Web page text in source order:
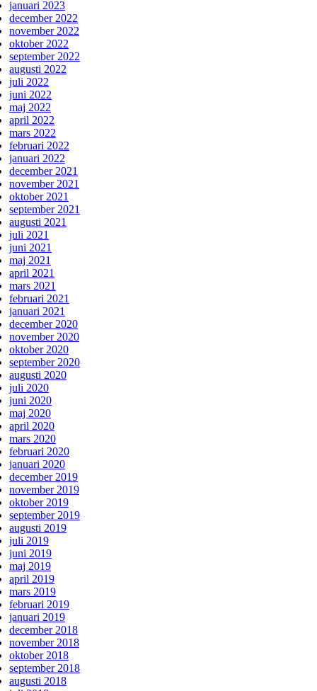
januari 2023
december 2022
november 2022
oktober 2022
september 2022
augusti 2022
juli 2022
juni 2022
maj 2022
april 2022
mars 2022
februari 2022
januari 2022
december 2021
november 2021
oktober 2021
september 2021
augusti 2021
juli 2021
juni 2021
maj 2021
april 2021
mars 2021
februari 2021
januari 2021
december 2020
november 2020
oktober 2020
september 2020
augusti 2020
juli 2020
juni 2020
maj 2020
april 2020
mars 2020
februari 2020
januari 2020
december 2019
november 2019
oktober 2019
september 2019
augusti 2019
juli 2019
juni 2019
maj 2019
april 2019
mars 2019
februari 2019
januari 2019
december 2018
november 2018
oktober 2018
september 2018
augusti 2018